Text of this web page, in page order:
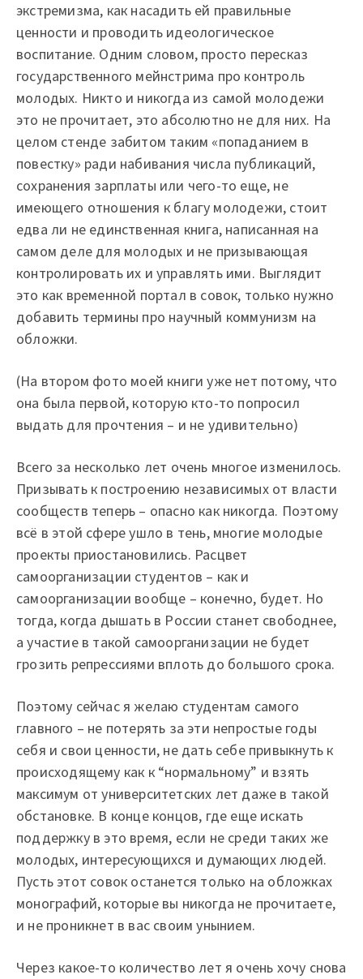
экстремизма, как насадить ей правильные
ценности и проводить идеологическое
воспитание. Одним словом, просто пересказ
государственного мейнстрима про контроль
молодых. Никто и никогда из самой молодежи
это не прочитает, это абсолютно не для них. На
целом стенде забитом таким «попаданием в
повестку» ради набивания числа публикаций,
сохранения зарплаты или чего-то еще, не
имеющего отношения к благу молодежи, стоит
едва ли не единственная книга, написанная на
самом деле для молодых и не призывающая
контролировать их и управлять ими. Выглядит
это как временной портал в совок, только нужно
добавить термины про научный коммунизм на
обложки.
(На втором фото моей книги уже нет потому, что
она была первой, которую кто-то попросил
выдать для прочтения – и не удивительно)
Всего за несколько лет очень многое изменилось.
Призывать к построению независимых от власти
сообществ теперь – опасно как никогда. Поэтому
всё в этой сфере ушло в тень, многие молодые
проекты приостановились. Расцвет
самоорганизации студентов – как и
самоорганизации вообще – конечно, будет. Но
тогда, когда дышать в России станет свободнее,
а участие в такой самоорганизации не будет
грозить репрессиями вплоть до большого срока.
Поэтому сейчас я желаю студентам самого
главного – не потерять за эти непростые годы
себя и свои ценности, не дать себе привыкнуть к
происходящему как к “нормальному” и взять
максимум от университетских лет даже в такой
обстановке. В конце концов, где еще искать
поддержку в это время, если не среди таких же
молодых, интересующихся и думающих людей.
Пусть этот совок останется только на обложках
монографий, которые вы никогда не прочитаете,
и не проникнет в вас своим унынием.
Через какое-то количество лет я очень хочу снова